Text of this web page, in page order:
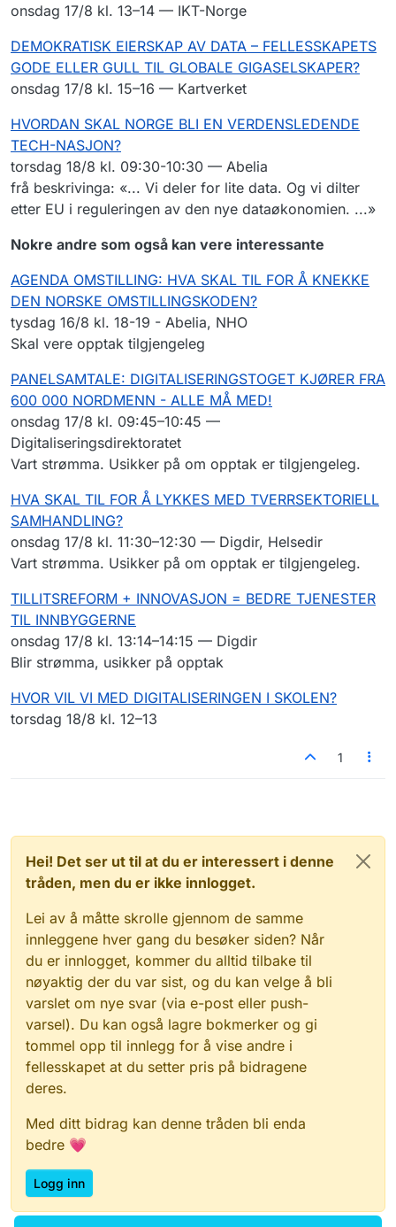
onsdag 17/8 kl. 13–14 — IKT-Norge
DEMOKRATISK EIERSKAP AV DATA – FELLESSKAPETS
GODE ELLER GULL TIL GLOBALE GIGASELSKAPER?
onsdag 17/8 kl. 15–16 — Kartverket
HVORDAN SKAL NORGE BLI EN VERDENSLEDENDE
TECH-NASJON?
torsdag 18/8 kl. 09:30-10:30 — Abelia
frå beskrivinga: «... Vi deler for lite data. Og vi dilter
etter EU i reguleringen av den nye dataøkonomien. ...»
Nokre andre som også kan vere interessante
AGENDA OMSTILLING: HVA SKAL TIL FOR Å KNEKKE
DEN NORSKE OMSTILLINGSKODEN?
tysdag 16/8 kl. 18-19 - Abelia, NHO
Skal vere opptak tilgjengeleg
PANELSAMTALE: DIGITALISERINGSTOGET KJØRER FRA
600 000 NORDMENN - ALLE MÅ MED!
onsdag 17/8 kl. 09:45–10:45 —
Digitaliseringsdirektoratet
Vart strømma. Usikker på om opptak er tilgjengeleg.
HVA SKAL TIL FOR Å LYKKES MED TVERRSEKTORIELL
SAMHANDLING?
onsdag 17/8 kl. 11:30–12:30 — Digdir, Helsedir
Vart strømma. Usikker på om opptak er tilgjengeleg.
TILLITSREFORM + INNOVASJON = BEDRE TJENESTER
TIL INNBYGGERNE
onsdag 17/8 kl. 13:14–14:15 — Digdir
Blir strømma, usikker på opptak
HVOR VIL VI MED DIGITALISERINGEN I SKOLEN?
torsdag 18/8 kl. 12–13
1
Hei! Det ser ut til at du er interessert i denne
tråden, men du er ikke innlogget.
Lei av å måtte skrolle gjennom de samme
innleggene hver gang du besøker siden? Når
du er innlogget, kommer du alltid tilbake til
nøyaktig der du var sist, og du kan velge å bli
varslet om nye svar (via e-post eller push-
varsel). Du kan også lagre bokmerker og gi
tommel opp til innlegg for å vise andre i
fellesskapet at du setter pris på bidragene
deres.
Med ditt bidrag kan denne tråden bli enda
bedre 💗
Logg inn